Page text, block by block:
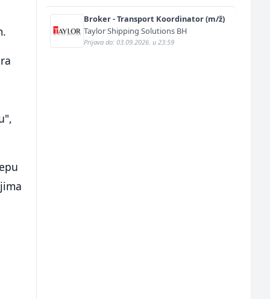
Broker - Transport Koordinator (m/ž)
Taylor Shipping Solutions BH
Prijava do: 03.09.2026. u 23:59